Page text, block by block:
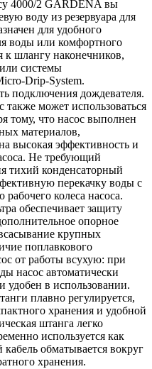
4000/2 GARDENA вы
воду из резервуара для
для удобного
воды или комфортного
шлангу наконечников,
системы
Drip-System.
подключения дождевателя.
может использоваться
тому, что насос выполнен
материалов,
высокая эффективность и
Не требующий
тихий конденсаторный
перекачку воды с
колеса насоса.
обеспечивает защиту
опорное
крупных
поплавкового
от работы всухую: при
насос автоматически
удобен в использовании.
плавно регулируется,
хранения и удобной
штанга легко
используется как
обматывается вокруг
хранения.